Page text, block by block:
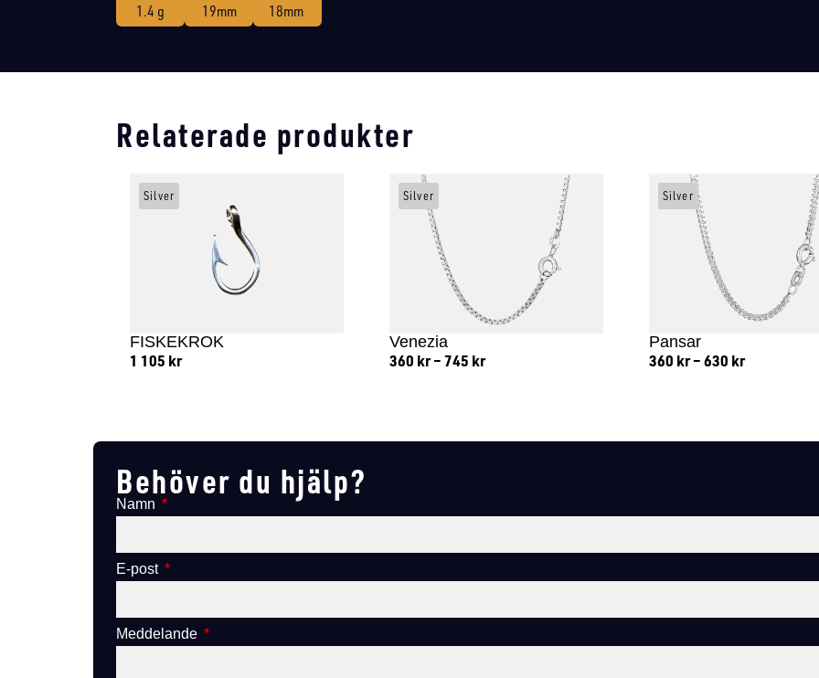
1.4 g
19mm
18mm
Relaterade produkter
FISKEKROK
1 105 kr
Silver
Venezia
360 kr –745 kr
Silver
Pansar
360 kr –630 kr
Silver
Behöver du hjälp?
Namn
E-post
Meddelande